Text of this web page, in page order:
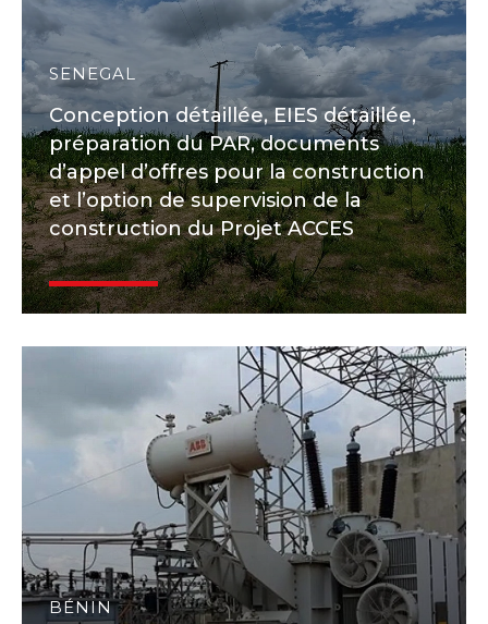
SENEGAL
Conception détaillée, EIES détaillée,
préparation du PAR, documents
d’appel d’offres pour la construction
et l’option de supervision de la
construction du Projet ACCES
BÉNIN